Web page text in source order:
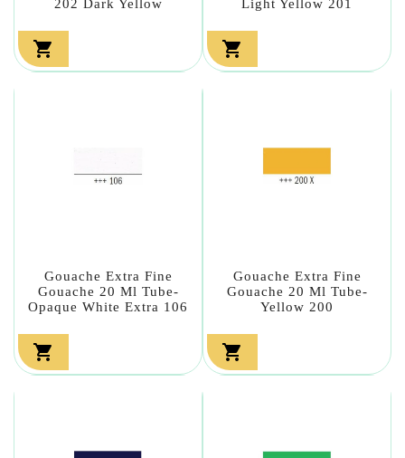
202 Dark Yellow

Light Yellow 201

Gouache Extra Fine
Gouache 20 Ml Tube-
Opaque White Extra 106

Gouache Extra Fine
Gouache 20 Ml Tube-
Yellow 200
